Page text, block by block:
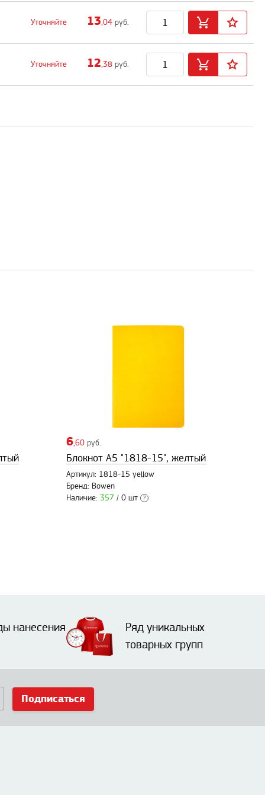
Уточняйте 13,04 руб.
Уточняйте 12,38 руб.
6,60 руб.
Блокнот А5 "1818-15", желтый
Артикул: 1818-15 yellow
Бренд: Bowen
Наличие: 357 / 0 шт ?
нанесения
Ряд уникальных
товарных групп
Подписаться